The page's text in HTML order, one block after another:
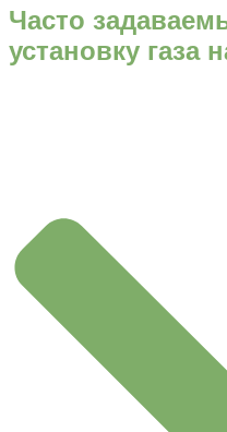
Часто
установку газа